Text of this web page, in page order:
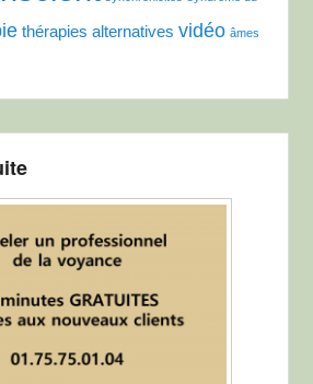
thérapies alternatives vidéo âmes